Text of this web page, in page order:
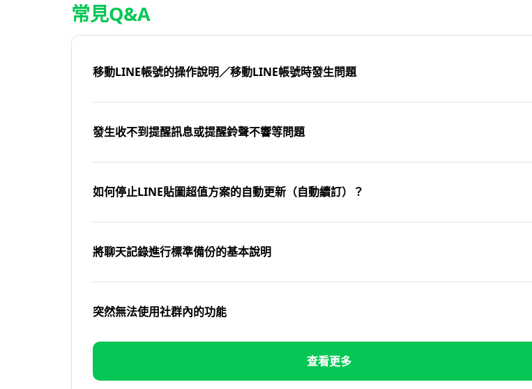
常見Q&A
移動LINE帳號的操作說明／移動LINE帳號時發生問題
發生收不到提醒訊息或提醒鈴聲不響等問題
如何停止LINE貼圖超值方案的自動更新（自動續訂）？
將聊天記錄進行標準備份的基本說明
突然無法使用社群內的功能
查看更多